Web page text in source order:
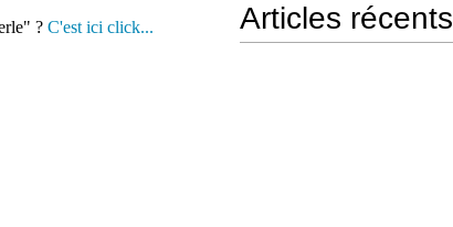
? C'est ici click... Articles récents